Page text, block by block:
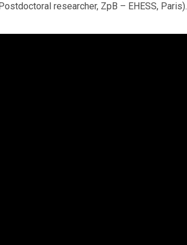
researcher, ZpB – EHESS, Paris).